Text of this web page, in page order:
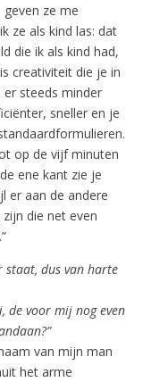
geven ze me
ze als kind las: dat
die ik als kind had,
creativiteit die je in
steeds minder
sneller en je
op de vijf minuten
ene kant zie je
er aan de andere
die net even
staat, dus van harte
de voor mij nog even
van mijn man
het arme